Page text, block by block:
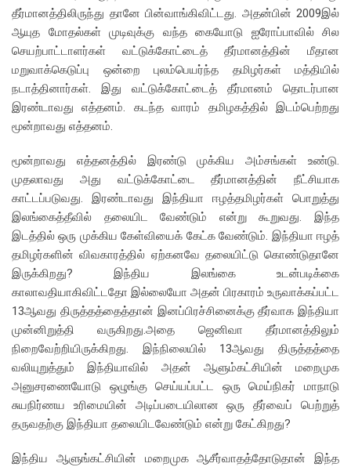
தீர்மானத்திலிருந்து தானே பின்வாங்கிவிட்டது. அதன்பின் 2009இல்
ஆயுத மோதல்கள் முடிவுக்கு வந்த கையோடு ஐரோப்பாவில் சில
செயற்பாட்டாளர்கள் வட்டுக்கோட்டைத் தீர்மானத்தின் மீதான
மறுவாக்கெடுப்பு ஒன்றை புலம்பெயர்ந்த தமிழர்கள் மத்தியில்
நடாத்தினார்கள். இது வட்டுக்கோட்டைத் தீர்மானம் தொடர்பான
இரண்டாவது எத்தனம். கடந்த வாரம் தமிழகத்தில் இடம்பெற்றது
மூன்றாவது எத்தனம்.
மூன்றாவது எத்தனத்தில் இரண்டு முக்கிய அம்சங்கள் உண்டு.
முதலாவது அது வட்டுக்கோட்டை தீர்மானத்தின் நீட்சியாக
காட்டப்படுவது. இரண்டாவது இந்தியா ஈழத்தமிழர்கள் பொறுத்து
இலங்கைத்தீவில் தலையிட வேண்டும் என்று கூறுவது. இந்த
இடத்தில் ஒரு முக்கிய கேள்வியைக் கேட்க வேண்டும். இந்தியா ஈழத்
தமிழர்களின் விவகாரத்தில் ஏற்கனவே தலையிட்டு கொண்டுதானே
இருக்கிறது? இந்திய இலங்கை உடன்படிக்கை
காலாவதியாகிவிட்டதோ இல்லையோ அதன் பிரகாரம் உருவாக்கப்பட்ட
13ஆவது திருத்தத்தைத்தான் இனப்பிரச்சினைக்கு தீர்வாக இந்தியா
முன்னிறுத்தி வருகிறது.அதை ஜெனிவா தீர்மானத்திலும்
நிறைவேற்றியிருக்கிறது. இந்நிலையில் 13ஆவது திருத்தத்தை
வலியுறுத்தும் இந்தியாவில் அதன் ஆளும்கட்சியின் மறைமுக
அனுசரணையோடு ஒழுங்கு செய்யப்பட்ட ஒரு மெய்நிகர் மாநாடு
சுயநிர்ணய உரிமையின் அடிப்படையிலான ஒரு தீர்வைப் பெற்றுத்
தருவதற்கு இந்தியா தலையிடவேண்டும் என்று கேட்கிறது?
இந்திய ஆளுங்கட்சியின் மறைமுக ஆசீர்வாதத்தோடுதான் இந்த